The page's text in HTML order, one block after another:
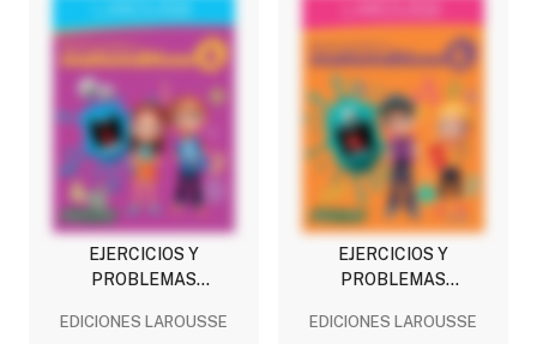
EJERCICIOS Y
PROBLEMAS
PRIMARIA
EDICIONES LAROUSSE
EJERCICIOS Y
PROBLEMAS
PRIMARIA
EDICIONES LAROUSSE